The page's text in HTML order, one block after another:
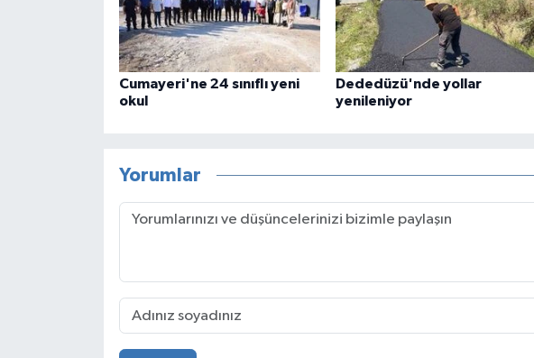
Cumayeri'ne 24 sınıflı yeni
okul
Dededüzü'nde yollar
yenileniyor
Yorumlar